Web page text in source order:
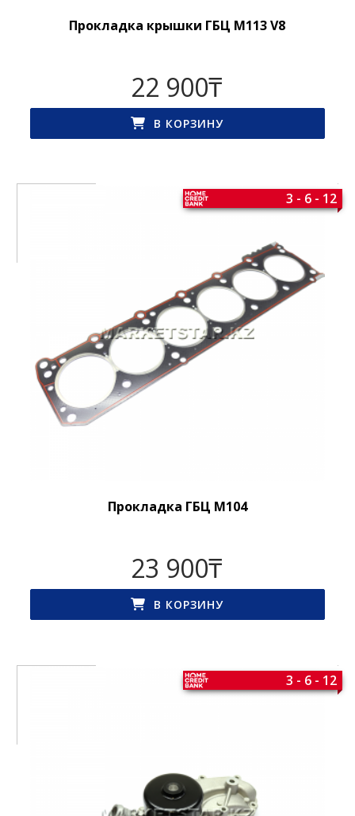
Прокладка крышки ГБЦ M113 V8
22 900₸
В КОРЗИНУ
Прокладка ГБЦ M104
3 - 6 - 12
23 900₸
В КОРЗИНУ
3 - 6 - 12